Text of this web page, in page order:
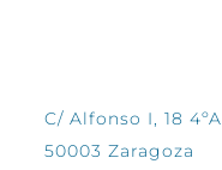
C/ Alfonso I, 18 4ºA
50003 Zaragoza